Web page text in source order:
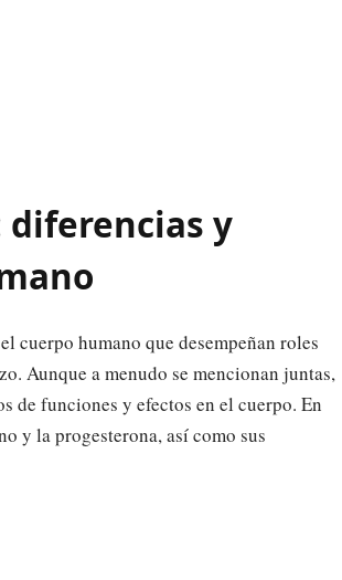
diferencias y
cuerpo humano que desempeñan roles
Aunque a menudo se mencionan juntas,
de funciones y efectos en el cuerpo. En
y la progesterona, así como sus